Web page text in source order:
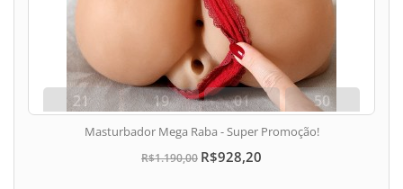
21
dias
19
hora
01
min
49
seg
Masturbador Mega Raba - Super Promoção!
R$1.190,00 R$928,20